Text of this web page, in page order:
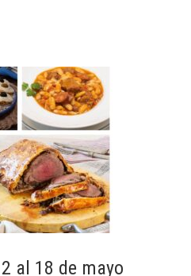
al 18 de mayo